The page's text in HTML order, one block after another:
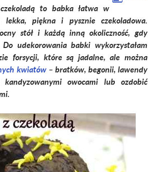
to babka łatwa w
piękna i pysznie czekoladowa.
stół i każdą inną okoliczność, gdy
udekorowania babki wykorzystałam
forsycji, które są jadalne, ale można
kwiatów– bratków, begonii, lawendy
owocami lub ozdobić